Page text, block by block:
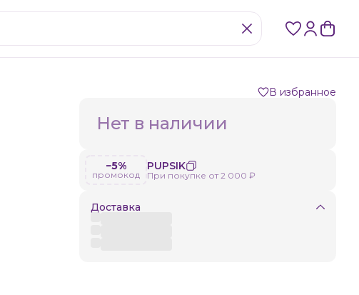
В избранное
Нет в наличии
−5%
промокод
PUPSIK
При покупке от 2 000 ₽
Доставка